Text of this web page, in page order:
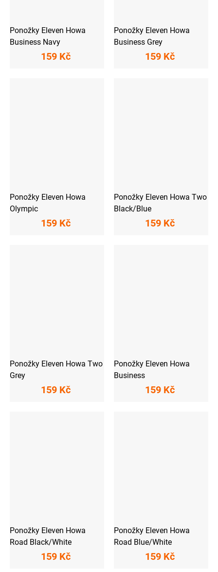
Ponožky Eleven Howa
Business Navy
159 Kč
Ponožky Eleven Howa
Business Grey
159 Kč
Ponožky Eleven Howa
Olympic
159 Kč
Ponožky Eleven Howa Two
Black/Blue
159 Kč
Ponožky Eleven Howa Two
Grey
159 Kč
Ponožky Eleven Howa
Business
159 Kč
Ponožky Eleven Howa
Road Black/White
159 Kč
Ponožky Eleven Howa
Road Blue/White
159 Kč